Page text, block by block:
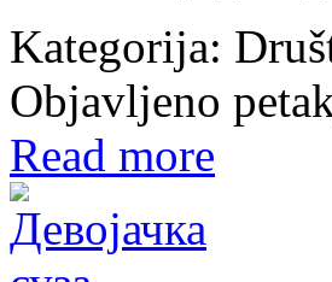
Kategorija:
Objavljeno
Read more